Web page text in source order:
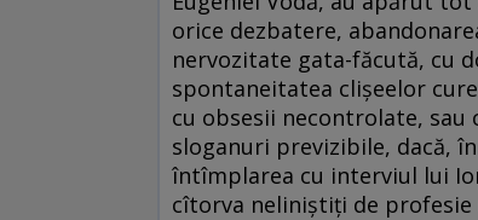
orice dezbatere,
nervozitate gata-făcută, cu
spontaneitatea clişeelor
cu obsesii necontrolate,
sloganuri previzibile, dacă,
întîmplarea cu interviul lui
cîtorva neliniştiţi de profesie